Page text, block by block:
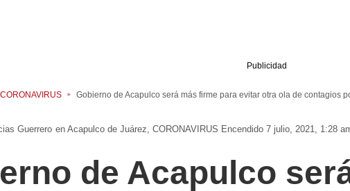
Publicidad
CORONAVIRUS Gobierno de Acapulco será más firme para evitar otra ola de contagios
Guerrero en Acapulco de Juárez CORONAVIRUS Encendido 7 julio, 2021, 1:28
de Acapulco